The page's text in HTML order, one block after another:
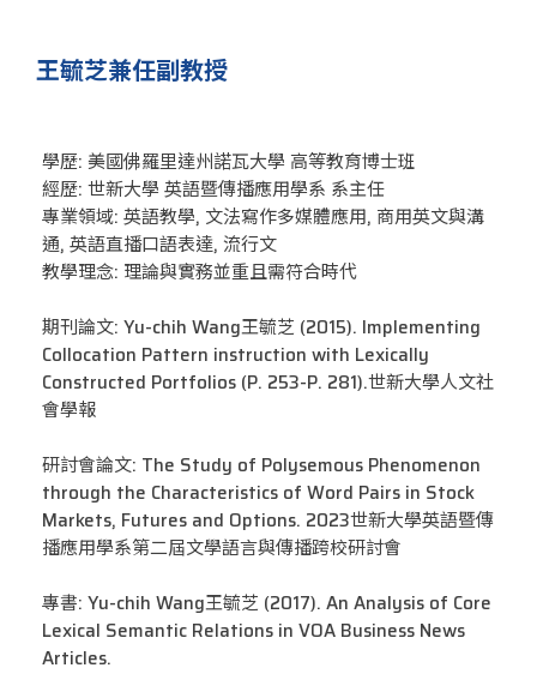
王毓芝兼任副教授
學歷: 美國佛羅里達州諾瓦大學 高等教育博士班
經歷: 世新大學 英語暨傳播應用學系 系主任
專業領域: 英語教學, 文法寫作多媒體應用, 商用英文與溝
通, 英語直播口語表達, 流行文
教學理念: 理論與實務並重且需符合時代
期刊論文: Yu-chih Wang王毓芝 (2015). Implementing
Collocation Pattern instruction with Lexically
Constructed Portfolios (P. 253-P. 281).世新大學人文社
會學報
研討會論文: The Study of Polysemous Phenomenon
through the Characteristics of Word Pairs in Stock
Markets, Futures and Options. 2023世新大學英語暨傳
播應用學系第二屆文學語言與傳播跨校研討會
專書: Yu-chih Wang王毓芝 (2017). An Analysis of Core
Lexical Semantic Relations in VOA Business News
Articles.